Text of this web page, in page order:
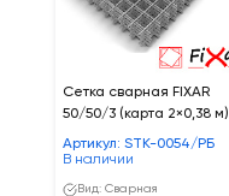
Сетка сварная FIXAR
50/50/3 (карта 2×0,38 м)
Артикул: STK-0054/РБ
В наличии
Вид: Сварная